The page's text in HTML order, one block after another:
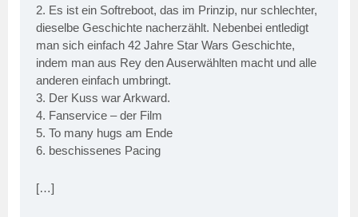
2. Es ist ein Softreboot, das im Prinzip, nur schlechter,
dieselbe Geschichte nacherzählt. Nebenbei entledigt
man sich einfach 42 Jahre Star Wars Geschichte,
indem man aus Rey den Auserwählten macht und alle
anderen einfach umbringt.
3. Der Kuss war Arkward.
4. Fanservice – der Film
5. To many hugs am Ende
6. beschissenes Pacing
[…]